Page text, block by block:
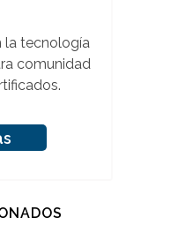
la tecnología
comunidad